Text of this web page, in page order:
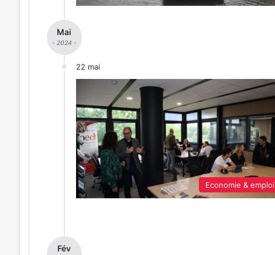
Mai
- 2024 -
22 mai
Economie & emploi
Fév